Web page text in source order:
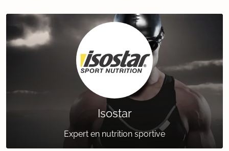
Isostar
Expert en nutrition sportive